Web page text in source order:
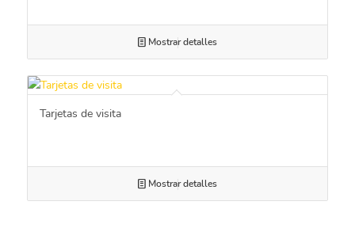
Mostrar detalles
Tarjetas de visita
Mostrar detalles